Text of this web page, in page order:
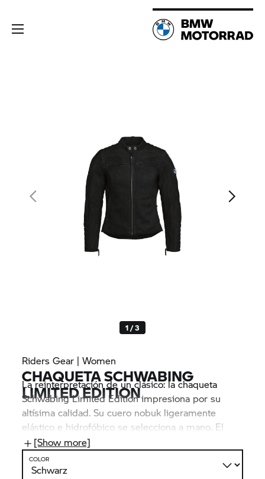
1 / 3
Riders Gear | Women
CHAQUETA SCHWABING
LIMITED EDITION
La reinterpretación de un clásico: la chaqueta
Schwabing Limited Edition impresiona por su
altísima calidad. Su cuero nobuk ligeramente
elástico e hidrofóbico se selecciona a mano. El
número de serie bordado convierte a cada
chaqueta en una pieza única. Los protectores NP
Flex 3D ofrecen seguridad, mientras que las
[Show more]
COLOR